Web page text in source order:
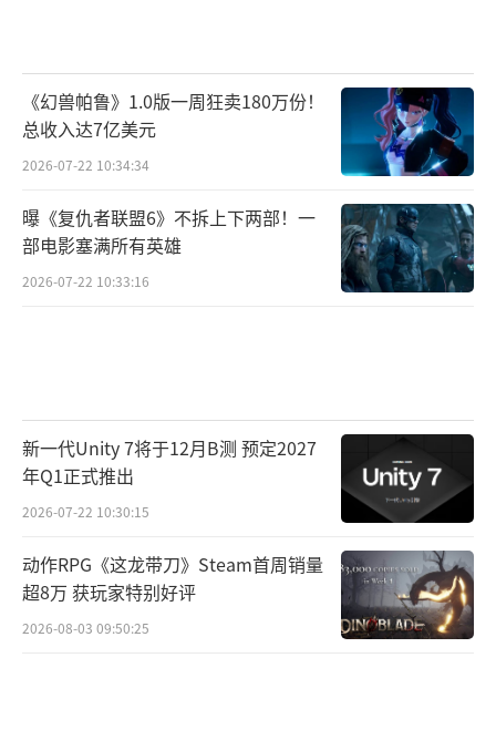
《幻兽帕鲁》1.0版一周狂卖180万份！
总收入达7亿美元
2026-07-22 10:34:34
曝《复仇者联盟6》不拆上下两部！一
部电影塞满所有英雄
2026-07-22 10:33:16
新一代Unity 7将于12月B测 预定2027
年Q1正式推出
2026-07-22 10:30:15
动作RPG《这龙带刀》Steam首周销量
超8万 获玩家特别好评
2026-08-03 09:50:25